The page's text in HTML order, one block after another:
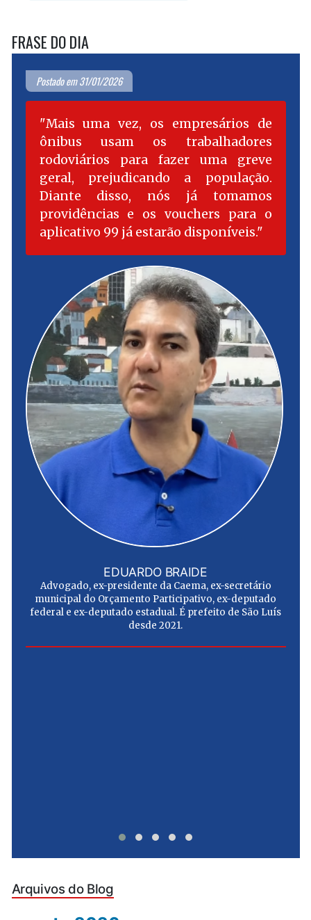
FRASE DO DIA
Postado em 31/01/2026
Mais uma vez, os empresários de
ônibus usam os trabalhadores
rodoviários para fazer uma greve
geral, prejudicando a população.
Diante disso, nós já tomamos
providências e os vouchers para o
aplicativo 99 já estarão disponíveis.
EDUARDO BRAIDE
Advogado, ex-presidente da Caema, ex-secretário
municipal do Orçamento Participativo, ex-deputado
federal e ex-deputado estadual. É prefeito de São Luís
desde 2021.
Arquivos do Blog